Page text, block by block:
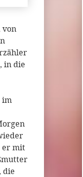
von
in die
im
er mit
die